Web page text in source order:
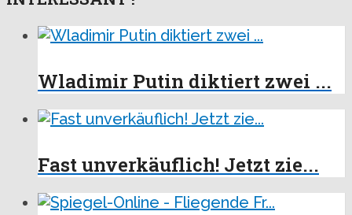
Wladimir Putin diktiert zwei ...
Fast unverkäuflich! Jetzt zie...